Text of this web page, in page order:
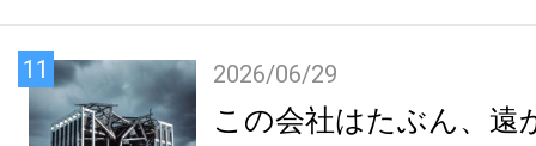
11 2026/06/29
この会社はたぶん、遠